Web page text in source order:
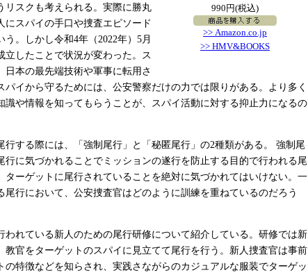
990円(税込)
>> Amazon.co.jp
>> HMV&BOOKS
リスクも考えられる。実際に勝丸
にスパイの手口や捜査エピソード
。しかし令和4年（2022年）5月
立したことで状況が変わった。ス
本の最先端技術や軍事に転用さ
イから守るためには、公安警察だけの力では限りがある。より多く
識や情報を知ってもらうことが、スパイ活動に対する抑止力になるの
する際には、「強制尾行」と「秘匿尾行」の2種類がある。 強制尾
行に気づかれることでミッションの遂行を防止する目的で行われる尾
ターゲットに尾行されていることを絶対に気づかれてはいけない。一
行において、公安捜査官はどのように訓練を重ねているのだろう
れている新人のための尾行研修について紹介している。研修では新
教官をターゲットのスパイに見立てて尾行を行う。新人捜査官は事前
の特徴などを知らされ、実践さながらのカジュアルな服装でターゲッ